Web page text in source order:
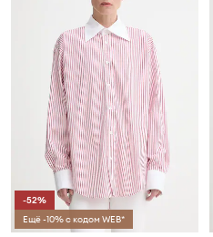
-52%
Ещё -10% с кодом WEB*